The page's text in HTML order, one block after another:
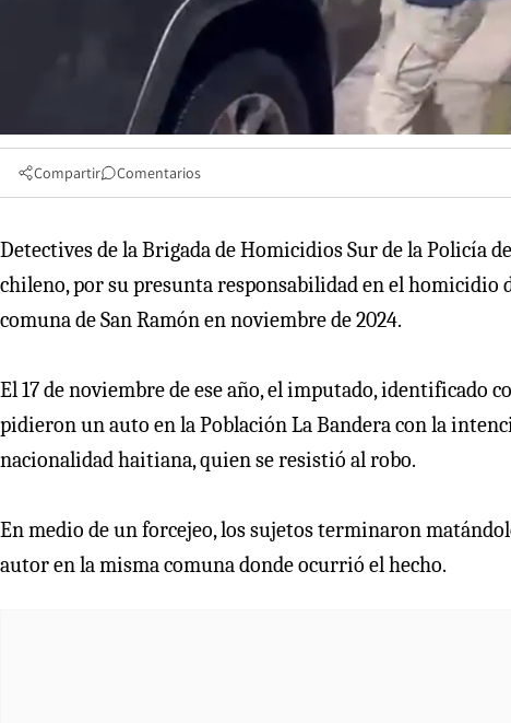
Compartir Comentarios
Detectives de la Brigada de Homicidios Sur de la Policía
chileno, por su presunta responsabilidad en el
comuna de San Ramón en noviembre de 2024.
El 17 de noviembre de ese año, el imputado, identificado
pidieron un auto en la Población La Bandera con la
nacionalidad haitiana, quien se resistió al robo.
En medio de un forcejeo, los sujetos terminaron
autor en la misma comuna donde ocurrió el hecho.